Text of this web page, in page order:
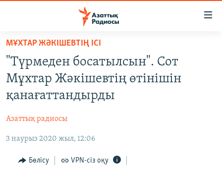
Skip
main
content
to
main
Navigation
Skip
Search
ЖАҢАЛЫҚТАР
САЯСАТ
AZATTYQTV
АДАМ ҚҰҚЫҚТАРЫ
ӘЛЕУМЕТ
ӘЛЕМ
МҰХТАР ЖӘКІШЕВТІҢ ІСІ
"Түрмеден босатылсын". Сот
Мұхтар Жәкішевтің өтінішін
қанағаттандырды
Азаттық радиосы
3 наурыз 2020 жыл, 12:06
Бөлісу VPN-сіз оқу